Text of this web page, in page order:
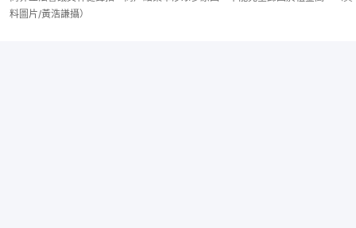
料圖片/黃浩謙攝）